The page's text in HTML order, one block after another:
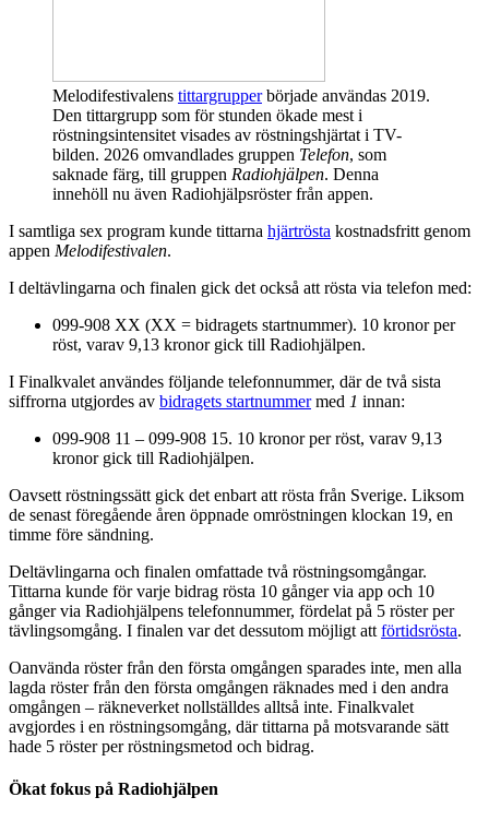
Melodifestivalens tittargrupperbörjade användas 2019.
Den tittargrupp som för stunden ökade mest i
röstningsintensitet visades av röstningshjärtat i TV-
bilden. 2026 omvandlades gruppen Telefon, som
saknade färg, till gruppen Radiohjälpen. Denna
innehöll nu även Radiohjälpsröster från appen.
I samtliga sex program kunde tittarna hjärtrösta kostnadsfritt genom
appen Melodifestivalen.
I deltävlingarna och finalen gick det också att rösta via telefon med:
099-908 XX (XX = bidragets startnummer). 10 kronor per
röst, varav 9,13 kronor gick till Radiohjälpen.
I Finalkvalet användes följande telefonnummer, där de två sista
siffrorna utgjordes av bidragets startnummermed 1 innan:
099-908 11 – 099-908 15. 10 kronor per röst, varav 9,13
kronor gick till Radiohjälpen.
Oavsett röstningssätt gick det enbart att rösta från Sverige. Liksom
de senast föregående åren öppnade omröstningen klockan 19, en
timme före sändning.
Deltävlingarna och finalen omfattade två röstningsomgångar.
Tittarna kunde för varje bidrag rösta 10 gånger via app och 10
gånger via Radiohjälpens telefonnummer, fördelat på 5 röster per
tävlingsomgång. I finalen var det dessutom möjligt att förtidsrösta.
Oanvända röster från den första omgången sparades inte, men alla
lagda röster från den första omgången räknades med i den andra
omgången – räkneverket nollställdes alltså inte. Finalkvalet
avgjordes i en röstningsomgång, där tittarna på motsvarande sätt
hade 5 röster per röstningsmetod och bidrag.
Ökat fokus på Radiohjälpen